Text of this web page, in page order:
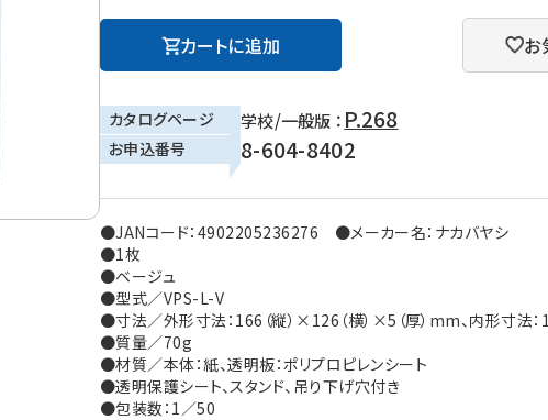
カートに追加 お
カタログページ 学校/一般版 ： P.268
お申込番号 8-604-8402
●JANコード：4902205236276 ●メーカー名：ナカバヤシ
●1枚
●ベージュ
●型式／VPS-L-V
●寸法／外形寸法：166（縦）×126（横）×5（厚）mm、内形寸法：
●質量／70g
●材質／本体：紙、透明板：ポリプロピレンシート
●透明保護シート、スタンド、吊り下げ穴付き
●包装数：1／50